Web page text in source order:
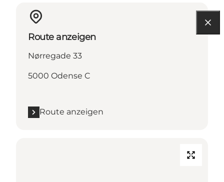
Route anzeigen
Nørregade 33
5000 Odense C
Route anzeigen